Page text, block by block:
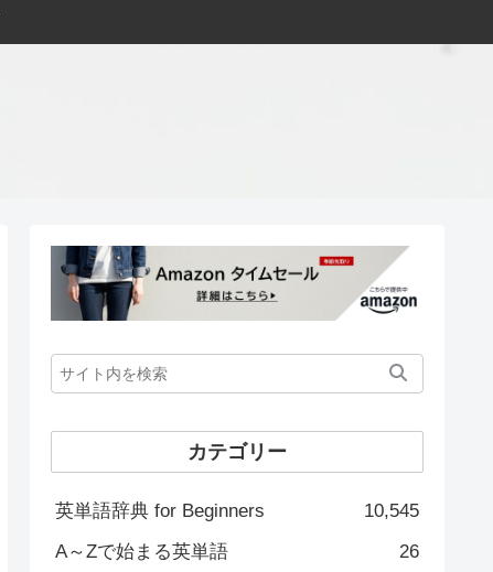
カテゴリー
英単語辞典 for Beginners
10,545
A～Zで始まる英単語
26